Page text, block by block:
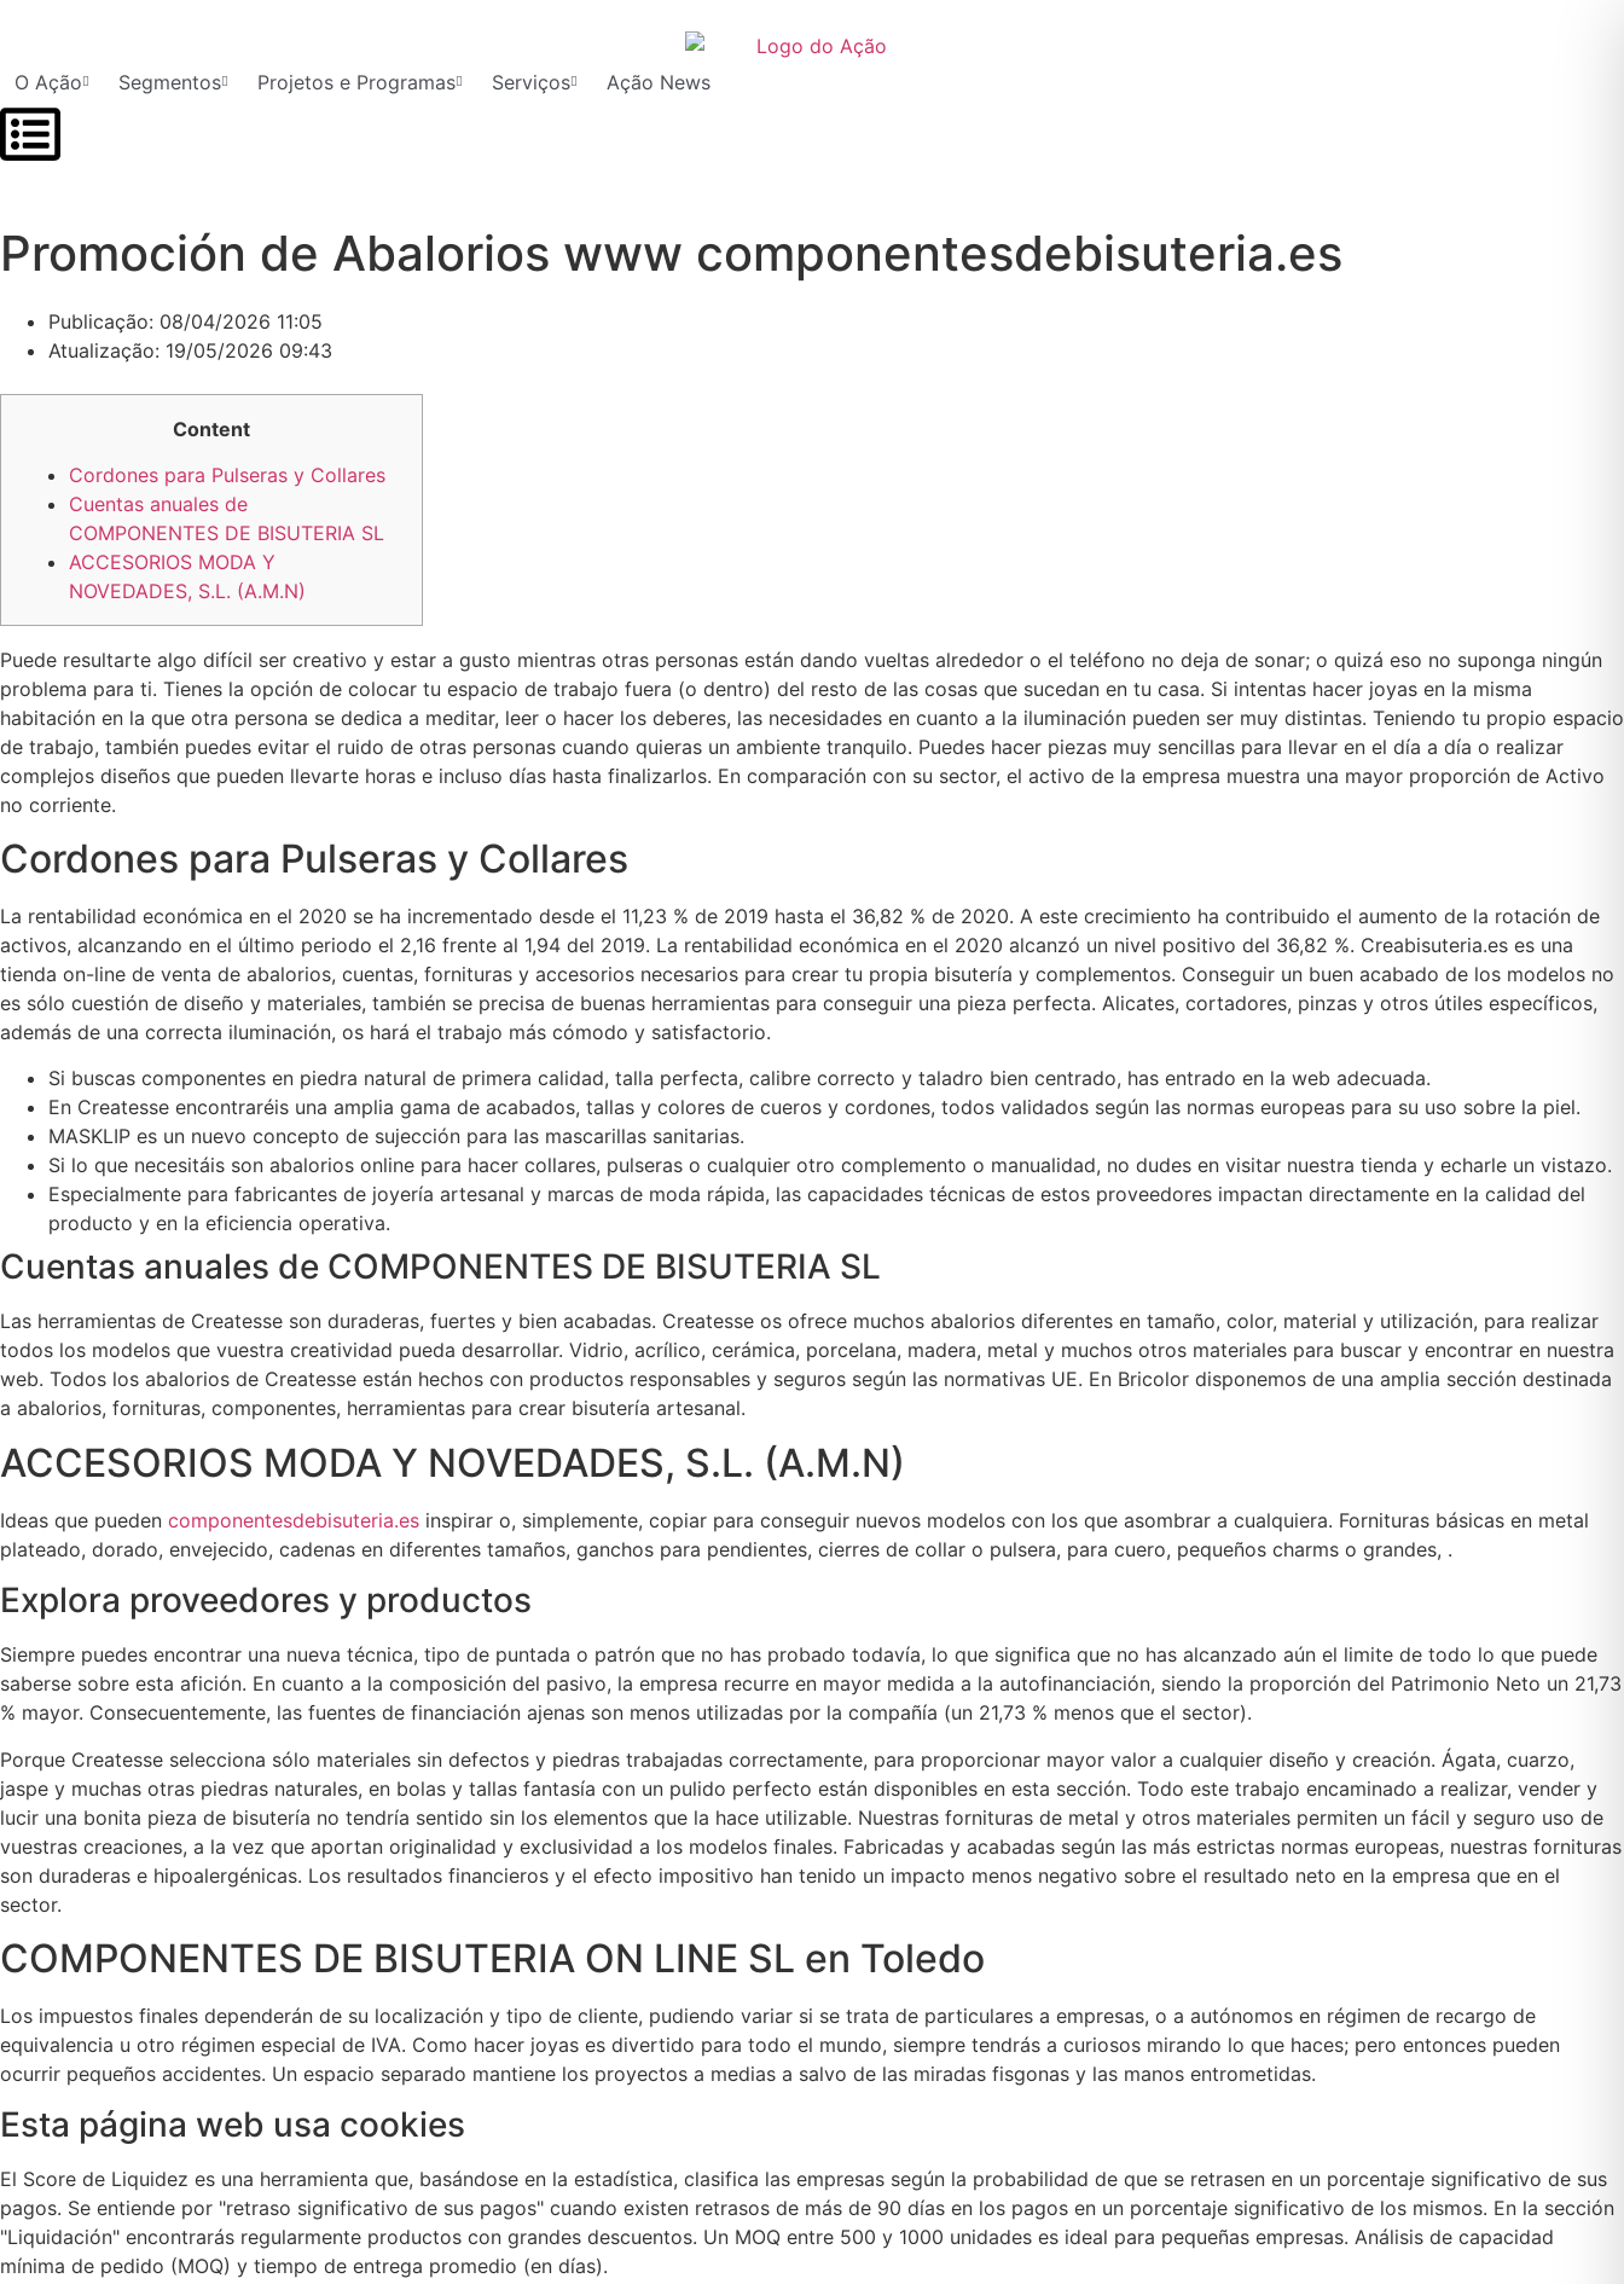
O Ação Segmentos Projetos e Programas Serviços Ação News
Promoción de Abalorios www componentesdebisuteria.es
Publicação: 08/04/2026 11:05
Atualização: 19/05/2026 09:43
Content
Cordones para Pulseras y Collares
Cuentas anuales de
COMPONENTES DE BISUTERIA SL
ACCESORIOS MODA Y
NOVEDADES, S.L. (A.M.N)
Puede resultarte algo difícil ser creativo y estar a gusto mientras otras personas están dando vueltas alrededor o el teléfono no deja de sonar; o quizá eso no suponga ningún
problema para ti. Tienes la opción de colocar tu espacio de trabajo fuera (o dentro) del resto de las cosas que sucedan en tu casa. Si intentas hacer joyas en la misma
habitación en la que otra persona se dedica a meditar, leer o hacer los deberes, las necesidades en cuanto a la iluminación pueden ser muy distintas. Teniendo tu propio espacio
de trabajo, también puedes evitar el ruido de otras personas cuando quieras un ambiente tranquilo. Puedes hacer piezas muy sencillas para llevar en el día a día o realizar
complejos diseños que pueden llevarte horas e incluso días hasta finalizarlos. En comparación con su sector, el activo de la empresa muestra una mayor proporción de Activo
no corriente.
Cordones para Pulseras y Collares
La rentabilidad económica en el 2020 se ha incrementado desde el 11,23 % de 2019 hasta el 36,82 % de 2020. A este crecimiento ha contribuido el aumento de la rotación de
activos, alcanzando en el último periodo el 2,16 frente al 1,94 del 2019. La rentabilidad económica en el 2020 alcanzó un nivel positivo del 36,82 %. Creabisuteria.es es una
tienda on-line de venta de abalorios, cuentas, fornituras y accesorios necesarios para crear tu propia bisutería y complementos. Conseguir un buen acabado de los modelos no
es sólo cuestión de diseño y materiales, también se precisa de buenas herramientas para conseguir una pieza perfecta. Alicates, cortadores, pinzas y otros útiles específicos,
además de una correcta iluminación, os hará el trabajo más cómodo y satisfactorio.
Si buscas componentes en piedra natural de primera calidad, talla perfecta, calibre correcto y taladro bien centrado, has entrado en la web adecuada.
En Createsse encontraréis una amplia gama de acabados, tallas y colores de cueros y cordones, todos validados según las normas europeas para su uso sobre la piel.
MASKLIP es un nuevo concepto de sujección para las mascarillas sanitarias.
Si lo que necesitáis son abalorios online para hacer collares, pulseras o cualquier otro complemento o manualidad, no dudes en visitar nuestra tienda y echarle un vistazo.
Especialmente para fabricantes de joyería artesanal y marcas de moda rápida, las capacidades técnicas de estos proveedores impactan directamente en la calidad del
producto y en la eficiencia operativa.
Cuentas anuales de COMPONENTES DE BISUTERIA SL
Las herramientas de Createsse son duraderas, fuertes y bien acabadas. Createsse os ofrece muchos abalorios diferentes en tamaño, color, material y utilización, para realizar
todos los modelos que vuestra creatividad pueda desarrollar. Vidrio, acrílico, cerámica, porcelana, madera, metal y muchos otros materiales para buscar y encontrar en nuestra
web. Todos los abalorios de Createsse están hechos con productos responsables y seguros según las normativas UE. En Bricolor disponemos de una amplia sección destinada
a abalorios, fornituras, componentes, herramientas para crear bisutería artesanal.
ACCESORIOS MODA Y NOVEDADES, S.L. (A.M.N)
Ideas que pueden componentesdebisuteria.es inspirar o, simplemente, copiar para conseguir nuevos modelos con los que asombrar a cualquiera. Fornituras básicas en metal
plateado, dorado, envejecido, cadenas en diferentes tamaños, ganchos para pendientes, cierres de collar o pulsera, para cuero, pequeños charms o grandes, .
Explora proveedores y productos
Siempre puedes encontrar una nueva técnica, tipo de puntada o patrón que no has probado todavía, lo que significa que no has alcanzado aún el limite de todo lo que puede
saberse sobre esta afición. En cuanto a la composición del pasivo, la empresa recurre en mayor medida a la autofinanciación, siendo la proporción del Patrimonio Neto un 21,73
% mayor. Consecuentemente, las fuentes de financiación ajenas son menos utilizadas por la compañía (un 21,73 % menos que el sector).
Porque Createsse selecciona sólo materiales sin defectos y piedras trabajadas correctamente, para proporcionar mayor valor a cualquier diseño y creación. Ágata, cuarzo,
jaspe y muchas otras piedras naturales, en bolas y tallas fantasía con un pulido perfecto están disponibles en esta sección. Todo este trabajo encaminado a realizar, vender y
lucir una bonita pieza de bisutería no tendría sentido sin los elementos que la hace utilizable. Nuestras fornituras de metal y otros materiales permiten un fácil y seguro uso de
vuestras creaciones, a la vez que aportan originalidad y exclusividad a los modelos finales. Fabricadas y acabadas según las más estrictas normas europeas, nuestras fornituras
son duraderas e hipoalergénicas. Los resultados financieros y el efecto impositivo han tenido un impacto menos negativo sobre el resultado neto en la empresa que en el
sector.
COMPONENTES DE BISUTERIA ON LINE SL en Toledo
Los impuestos finales dependerán de su localización y tipo de cliente, pudiendo variar si se trata de particulares a empresas, o a autónomos en régimen de recargo de
equivalencia u otro régimen especial de IVA. Como hacer joyas es divertido para todo el mundo, siempre tendrás a curiosos mirando lo que haces; pero entonces pueden
ocurrir pequeños accidentes. Un espacio separado mantiene los proyectos a medias a salvo de las miradas fisgonas y las manos entrometidas.
Esta página web usa cookies
El Score de Liquidez es una herramienta que, basándose en la estadística, clasifica las empresas según la probabilidad de que se retrasen en un porcentaje significativo de sus
pagos. Se entiende por "retraso significativo de sus pagos" cuando existen retrasos de más de 90 días en los pagos en un porcentaje significativo de los mismos. En la sección
"Liquidación" encontrarás regularmente productos con grandes descuentos. Un MOQ entre 500 y 1000 unidades es ideal para pequeñas empresas. Análisis de capacidad
mínima de pedido (MOQ) y tiempo de entrega promedio (en días).